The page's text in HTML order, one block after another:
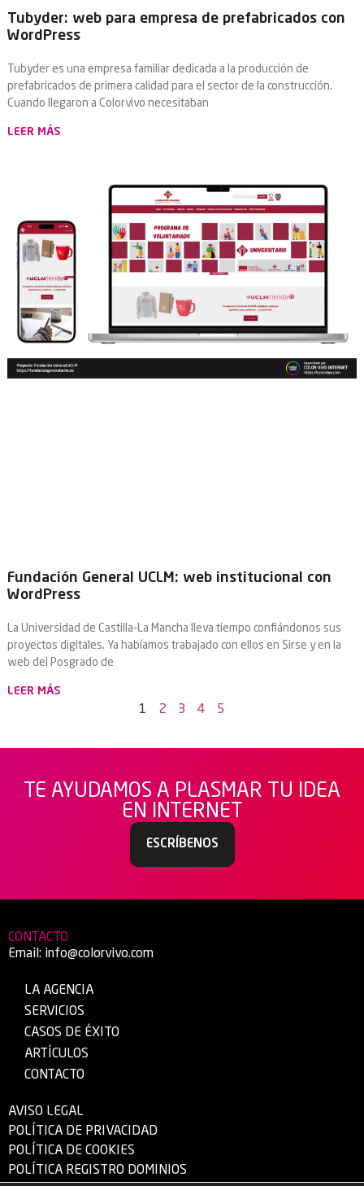
Tubyder: web para empresa de prefabricados con
WordPress
Tubyder es una empresa familiar dedicada a la producción de
prefabricados de primera calidad para el sector de la construcción.
Cuando llegaron a Colorvivo necesitaban
LEER MÁS
Fundación General UCLM: web institucional con
WordPress
La Universidad de Castilla-La Mancha lleva tiempo confiándonos sus
proyectos digitales. Ya habíamos trabajado con ellos en Sirse y en la
web del Posgrado de
LEER MÁS
1 2 3 4 5
TE AYUDAMOS A PLASMAR TU IDEA
EN INTERNET
ESCRÍBENOS
CONTACTO
Email: info@colorvivo.com
LA AGENCIA
SERVICIOS
CASOS DE ÉXITO
ARTÍCULOS
CONTACTO
AVISO LEGAL
POLÍTICA DE PRIVACIDAD
POLÍTICA DE COOKIES
POLÍTICA REGISTRO DOMINIOS